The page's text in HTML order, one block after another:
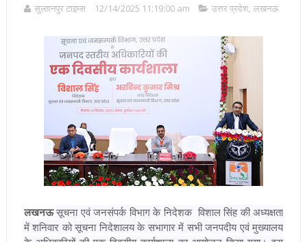
सुल्तानपुर टाइम्स 12/14/2025 11:19:00 am उत्तर प्रदेश, लखनऊ
लखनऊसूचना एवं जनसंपर्क विभाग के निदेशक विशाल सिंह की अध्यक्षता
में शनिवार को सूचना निदेशालय के सभागार में सभी जनपदीय एवं मुख्यालय